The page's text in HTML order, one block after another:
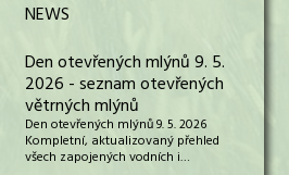
NEWS
Den otevřených mlýnů 9. 5.
2026 - seznam otevřených
větrných mlýnů
Den otevřených mlýnů 9. 5. 2026
Kompletní, aktualizovaný přehled
všech zapojených vodních i…